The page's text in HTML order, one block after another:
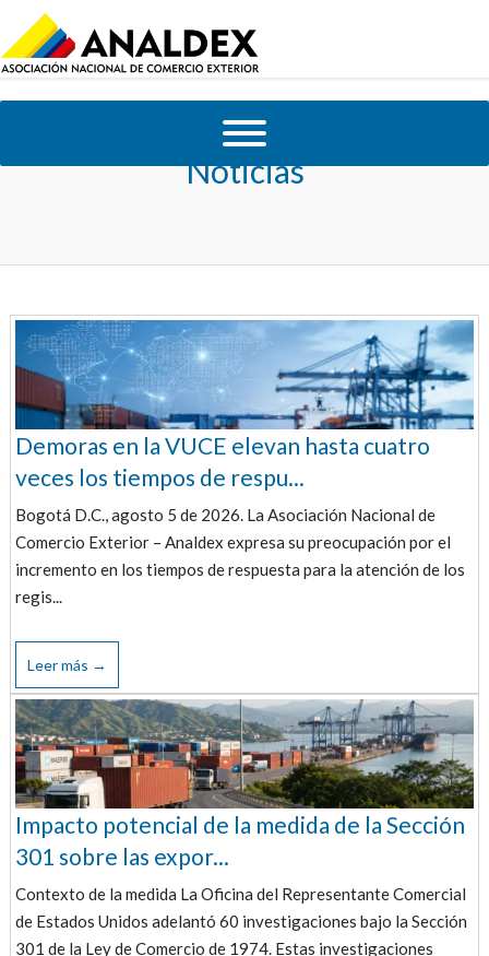
Noticias
Demoras en la VUCE elevan hasta cuatro
veces los tiempos de respu...
Bogotá D.C., agosto 5 de 2026. La Asociación Nacional de
Comercio Exterior – Analdex expresa su preocupación por el
incremento en los tiempos de respuesta para la atención de los
regis...
Leer más →
Impacto potencial de la medida de la Sección
301 sobre las expor...
Contexto de la medida La Oficina del Representante Comercial
de Estados Unidos adelantó 60 investigaciones bajo la Sección
301 de la Ley de Comercio de 1974. Estas investigaciones